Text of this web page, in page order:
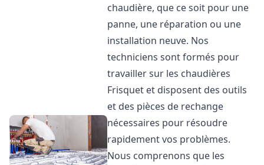
chaudière, que ce soit pour une
panne, une réparation ou une
installation neuve. Nos
techniciens sont formés pour
travailler sur les chaudières
Frisquet et disposent des outils
et des pièces de rechange
nécessaires pour résoudre
rapidement vos problèmes.
Nous comprenons que les